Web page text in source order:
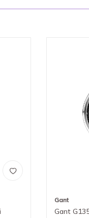
Gant
Gant